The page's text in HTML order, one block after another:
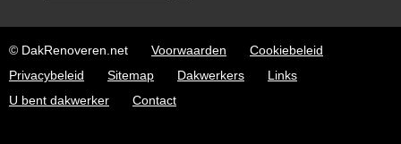
© DakRenoveren.net Voorwaarden
Cookiebeleid
Privacybeleid
Sitemap Dakwerkers
Links
U bent dakwerker
Contact